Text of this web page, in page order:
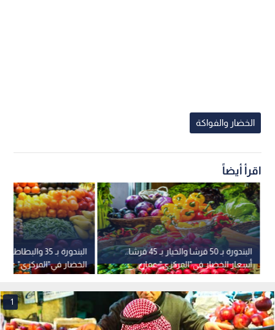
الخضار والفواكة
اقرأ أيضاً
الخضار في"المركزي" عمان
البندورة بـ 50 قرشا والخيار بـ 45 قرشا..
أسعار الخضار في"المركزي" عمان
1